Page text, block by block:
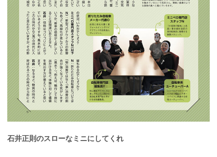
石井正則のスローなミニにしてくれ